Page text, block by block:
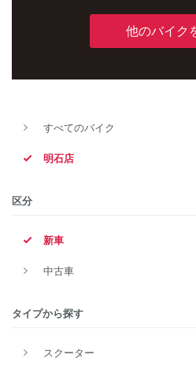
他のバイク
すべてのバイク
明石店
区分
新車
中古車
タイプから探す
スクーター
新車
タイプ